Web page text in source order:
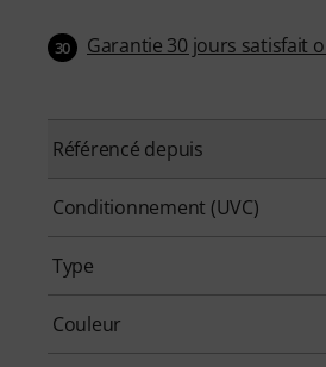
30 Garantie 30 jours satisfait
Référencé depuis
Conditionnement (UVC)
Type
Couleur